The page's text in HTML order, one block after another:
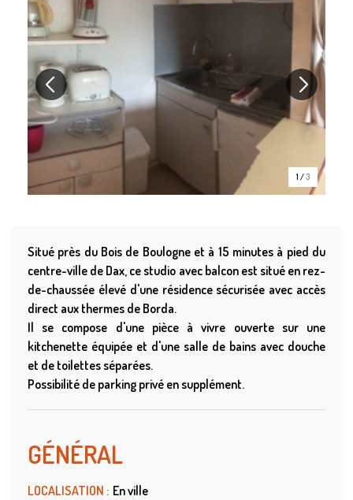
1 /3
Situé près du Bois de Boulogne et à 15 minutes à pied du
centre-ville de Dax, ce studio avec balcon est situé en rez-
de-chaussée élevé d'une résidence sécurisée avec accès
direct aux thermes de Borda.
Il se compose d'une pièce à vivre ouverte sur une
kitchenette équipée et d'une salle de bains avec douche
et de toilettes séparées.
Possibilité de parking privé en supplément.
GÉNÉRAL
LOCALISATION : En ville